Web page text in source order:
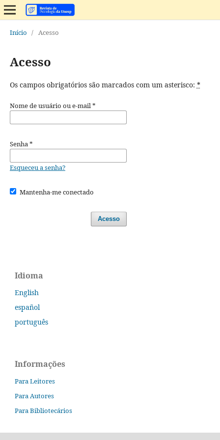
Início / Acesso
Acesso
Os campos obrigatórios são marcados com um asterisco: *
Nome de usuário ou e-mail*
Senha*
Esqueceu a senha?
Mantenha-me conectado
Acesso
Idioma
English
español
português
Informações
Para Leitores
Para Autores
Para Bibliotecários